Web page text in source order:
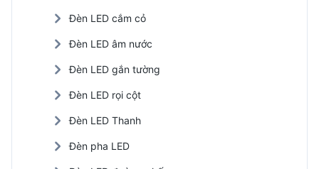
Đèn LED cắm cỏ
Đèn LED âm nước
Đèn LED gắn tường
Đèn LED rọi cột
Đèn LED Thanh
Đèn pha LED